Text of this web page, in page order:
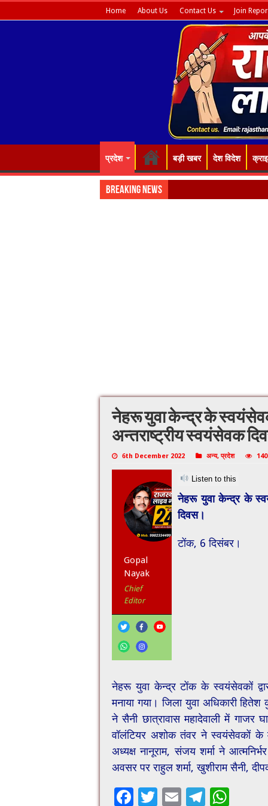
Home About Us Contact Us Join
प्रदेश बड़ी खबर देश विदेश
Breaking News
नेहरू युवा केन्द्र के
अन्तराष्ट्रीय स्वयंसेवक
6th December 2022 अन्य,प्रदेश
Listen to this
Gopal
Nayak
Chief
Editor
नेहरू युवा केन्द्र के
दिवस।
टोंक, 6 दिसंबर।
नेहरू युवा केन्द्र टोंक के स्वयंसेवकों
मनाया गया। जिला युवा अधिकारी
ने सैनी छात्रावास महादेवाली में
वॉलंटियर अशोक तंवर ने स्वयंसेवकों के
अध्यक्ष नानूराम, संजय शर्मा ने
अवसर पर राहुल शर्मा, खुशीराम सैनी,
F
T
E
T